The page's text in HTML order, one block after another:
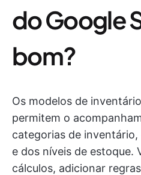
do Google
bom?
Os modelos de
permitem o
categorias de
e dos níveis de estoque.
cálculos, adicionar